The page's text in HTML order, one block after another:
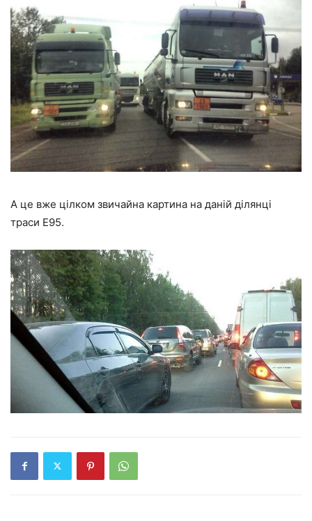
А це вже цілком звичайна картина на даній ділянці
траси Е95.